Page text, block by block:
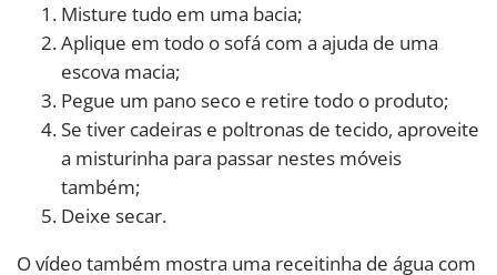
Misture tudo em uma bacia;
Aplique em todo o sofá com a ajuda de uma
escova macia;
Pegue um pano seco e retire todo o produto;
Se tiver cadeiras e poltronas de tecido, aproveite
a misturinha para passar nestes móveis
também;
Deixe secar.
O vídeo também mostra uma receitinha de água com